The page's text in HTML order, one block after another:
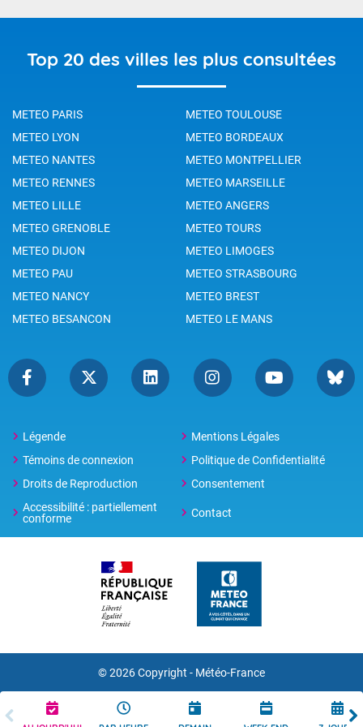
Top 20 des villes les plus consultées
METEO PARIS
METEO TOULOUSE
METEO LYON
METEO BORDEAUX
METEO NANTES
METEO MONTPELLIER
METEO RENNES
METEO MARSEILLE
METEO LILLE
METEO ANGERS
METEO GRENOBLE
METEO TOURS
METEO DIJON
METEO LIMOGES
METEO PAU
METEO STRASBOURG
METEO NANCY
METEO BREST
METEO BESANCON
METEO LE MANS
Légende
Mentions Légales
Témoins de connexion
Politique de Confidentialité
Droits de Reproduction
Consentement
Accessibilité : partiellement
conforme
Contact
© 2026 Copyright - Météo-France